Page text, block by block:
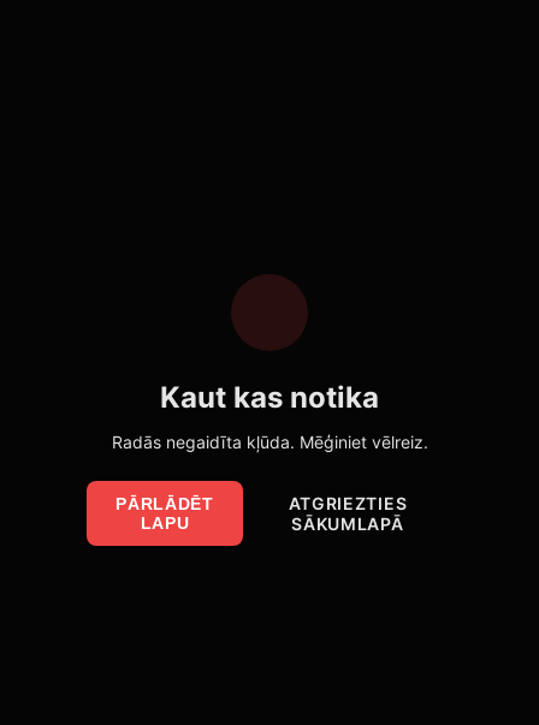
Kaut kas notika
Radās negaidīta kļūda. Mēģiniet vēlreiz.
PĀRLĀDĒT
LAPU
ATGRIEZTIES
SĀKUMLAPĀ